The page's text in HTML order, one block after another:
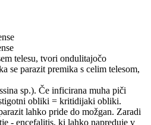
telesu, tvori ondulitajočo
se parazit premika s celim telesom,
sp.). Če inficirana muha piči
obliki = kritidijaki obliki.
lahko pride do možgan. Zaradi
- encefalitis, ki lahko napreduje v